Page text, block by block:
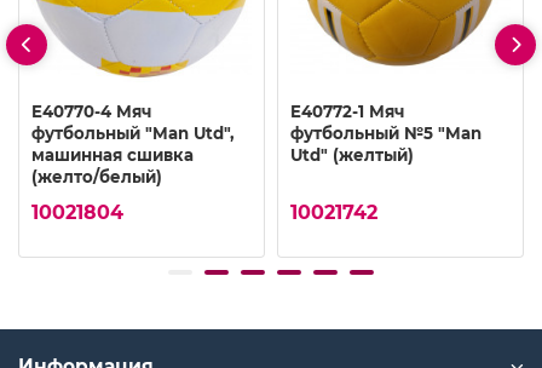
E40770-4 Мяч
футбольный "Man Utd",
машинная сшивка
(желто/белый)
10021804
E40772-1 Мяч
футбольный №5 "Man
Utd" (желтый)
10021742